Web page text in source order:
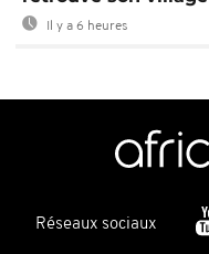
Il y a 6 heures
Réseaux sociaux